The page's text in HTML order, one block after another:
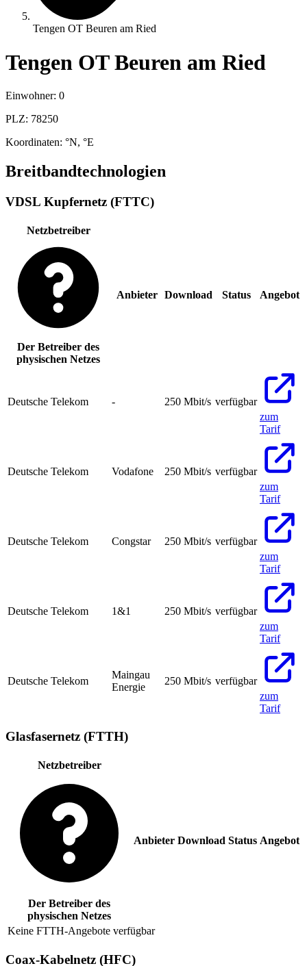
Tengen OT Beuren am Ried
Tengen OT Beuren am Ried
Einwohner: 0
PLZ: 78250
Koordinaten: °N, °E
Breitbandtechnologien
VDSL Kupfernetz (FTTC)
Netzbetreiber
Der Betreiber des
physischen Netzes
Anbieter Download Status Angebot
Deutsche Telekom - 250 Mbit/s verfügbar
zum
Tarif
Deutsche Telekom Vodafone 250 Mbit/s verfügbar
zum
Tarif
Deutsche Telekom Congstar 250 Mbit/s verfügbar
zum
Tarif
Deutsche Telekom 1&1 250 Mbit/s verfügbar
zum
Tarif
Deutsche Telekom
Maingau
Energie
250 Mbit/s verfügbar
zum
Tarif
Glasfasernetz (FTTH)
Netzbetreiber
Der Betreiber des
physischen Netzes
Anbieter Download Status Angebot
Keine FTTH-Angebote verfügbar
Coax-Kabelnetz (HFC)